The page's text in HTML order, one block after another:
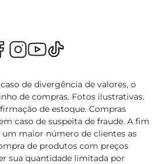
de divergência de valores, o
de compras. Fotos ilustrativas.
de estoque. Compras
caso de suspeita de fraude. A fim
um maior número de clientes as
de produtos com preços
sua quantidade limitada por